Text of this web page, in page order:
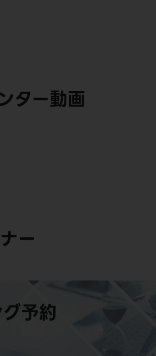
ター動画
ー
予約